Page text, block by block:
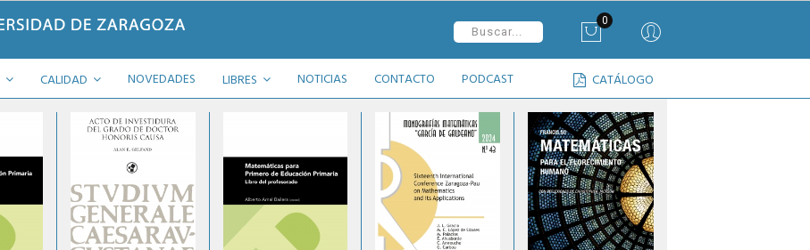
0
CATÁLOGO
CALIDAD NOVEDADES LIBRES NOTICIAS CONTACTO PODCAST